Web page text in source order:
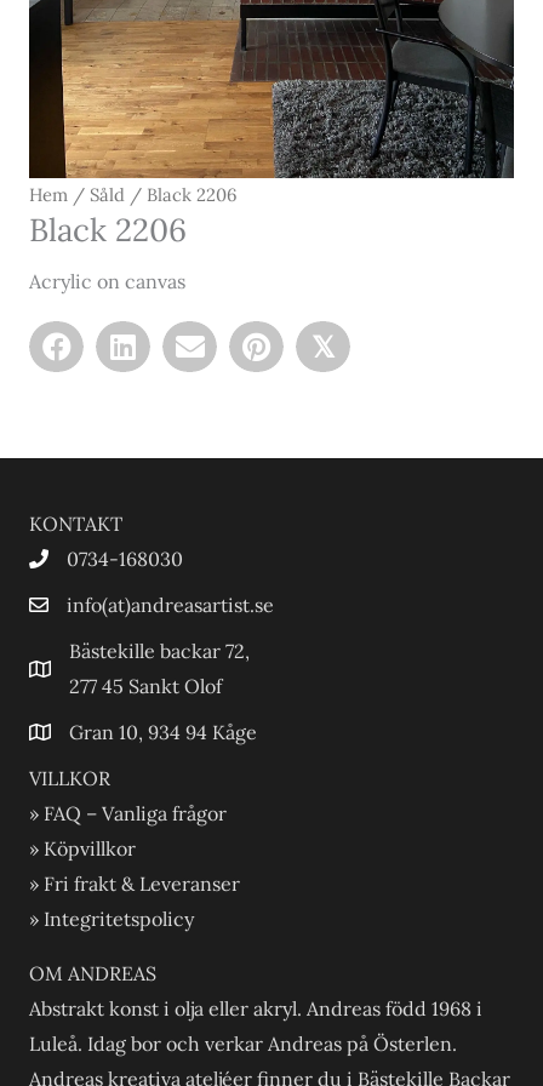
Hem / Såld / Black 2206
Black 2206
Acrylic on canvas
𝕏
KONTAKT
0734-168030
info(at)andreasartist.se
Bästekille backar 72,
277 45 Sankt Olof
Gran 10, 934 94 Kåge
VILLKOR
» FAQ – Vanliga frågor
» Köpvillkor
» Fri frakt & Leveranser
» Integritetspolicy
OM ANDREAS
Abstrakt konst i olja eller akryl. Andreas född 1968 i
Luleå. Idag bor och verkar Andreas på Österlen.
Andreas kreativa ateljéer finner du i Bästekille Backar